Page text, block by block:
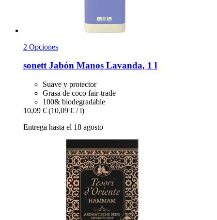
2 Opciones
sonettJabón Manos Lavanda, 1 l
Suave y protector
Grasa de coco fair-trade
100& biodegradable
10,09 € (10,09 € / l)
Entrega hasta el 18 agosto